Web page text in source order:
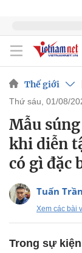
Thế giới
thứ sáu, 01/08/
Mẫu
khi diễn
có gì đặc
Tuấn Trần
Xem các bài
Trong sự